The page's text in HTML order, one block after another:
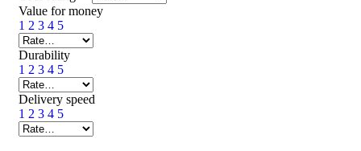
Value for money
1 2 3 4 5
Durability
1 2 3 4 5
Delivery speed
1 2 3 4 5